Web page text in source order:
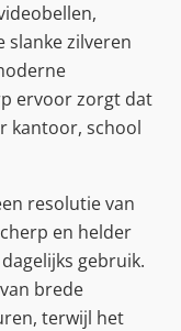
slanke zilveren
ervoor zorgt dat
kantoor, school
resolutie van
en helder
gebruik.
brede
terwijl het